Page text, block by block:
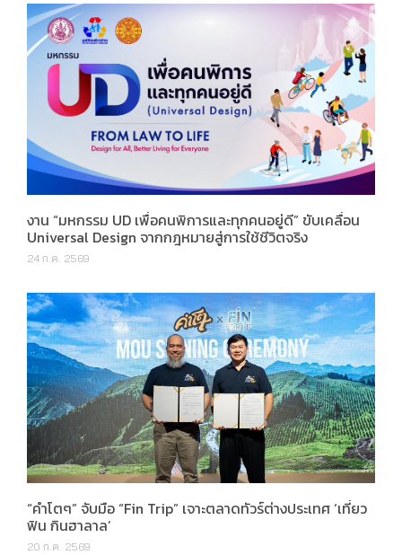
งาน “มหกรรม UD เพื่อคนพิการและทุกคนอยู่ดี” ขับเคลื่อน
Universal Design จากกฎหมายสู่การใช้ชีวิตจริง
24 ก.ค. 2569
“คำโตๆ” จับมือ “Fin Trip” เจาะตลาดทัวร์ต่างประเทศ ‘เที่ยว
ฟิน กินฮาลาล’
20 ก.ค. 2569